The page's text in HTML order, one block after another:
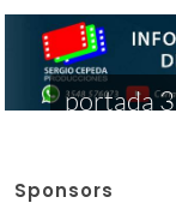
portada 3
Sponsors